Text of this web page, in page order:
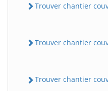
Trouver chantier
Trouver chantier
Trouver chantier